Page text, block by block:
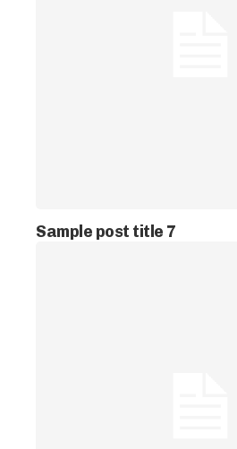
Sample post title 7